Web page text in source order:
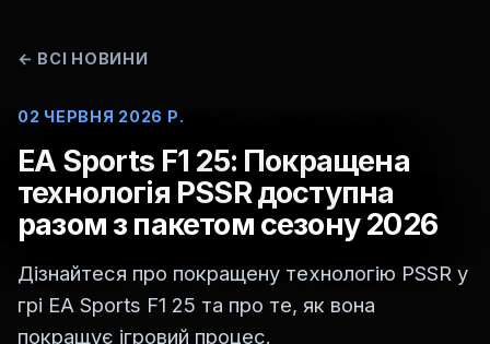
← ВСІ НОВИНИ
02 ЧЕРВНЯ 2026 Р.
EA Sports F1 25: Покращена
технологія PSSR доступна
разом з пакетом сезону 2026
Дізнайтеся про покращену технологію PSSR у
грі EA Sports F1 25 та про те, як вона
покращує ігровий процес.